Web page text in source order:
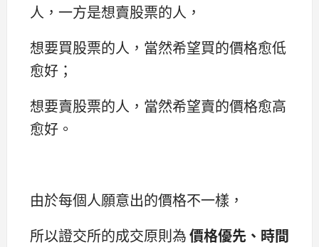
人，一方是想賣股票的人，
想要買股票的人，當然希望買的價格愈低
愈好；
想要賣股票的人，當然希望賣的價格愈高
愈好。
由於每個人願意出的價格不一樣，
所以證交所的成交原則為價格優先、時間